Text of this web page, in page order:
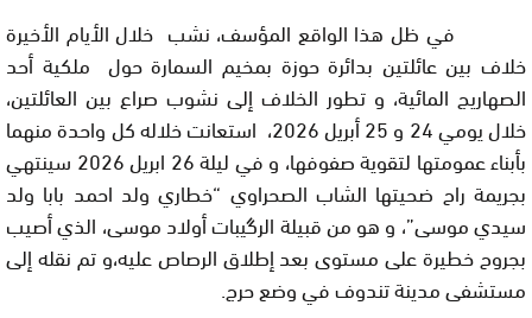
في ظل هذا الواقع المؤسف، نشب خلال الأيام الأخيرة
خلاف بين عائلتين بدائرة حوزة بمخيم السمارة حول ملكية أحد
الصهاريج المائية، و تطور الخلاف إلى نشوب صراع بين العائلتين،
خلال يومي 24 و 25 أبريل 2026، استعانت خلاله كل واحدة منهما
بأبناء عمومتها لتقوية صفوفها، و في ليلة 26 ابريل 2026 سينتهي
بجريمة راح ضحيتها الشاب الصحراوي “خطاري ولد احمد بابا ولد
سيدي موسى”، و هو من قبيلة الرگيبات أولاد موسى، الذي أصيب
بجروح خطيرة على مستوى بعد إطلاق الرصاص عليه،و تم نقله إلى
مستشفى مدينة تندوف في وضع حرج.